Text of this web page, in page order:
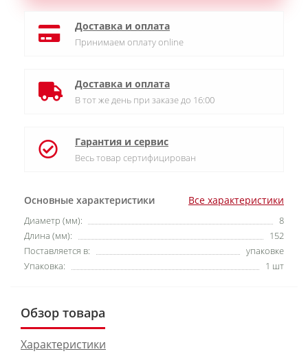
Основные характеристики Все характеристики
Диаметр (мм):
8
Длина (мм):
152
Поставляется в:
упаковке
Упаковка:
1 шт
Доставка и оплата
Принимаем оплату online
Доставка и оплата
В тот же день при заказе до 16:00
Гарантия и сервис
Весь товар сертифицирован
Обзор товара
Характеристики